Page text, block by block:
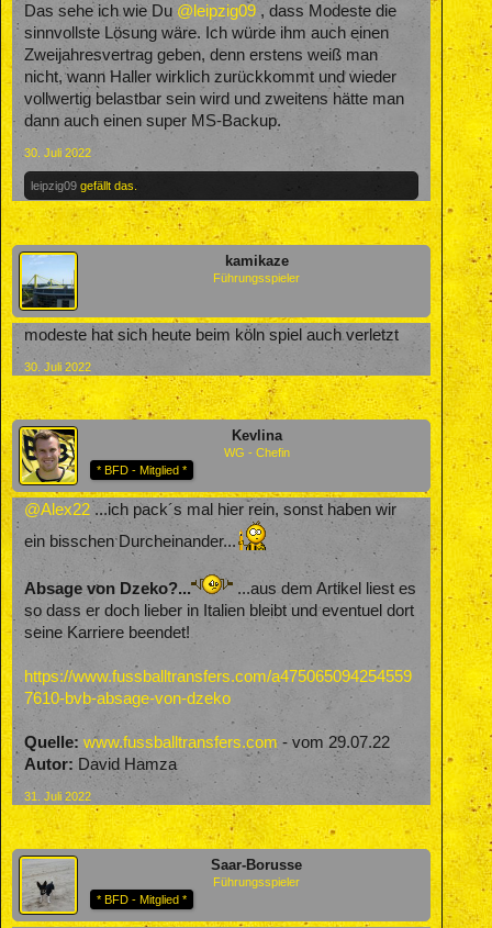
Das sehe ich wie Du @leipzig09 , dass Modeste die
sinnvollste Lösung wäre. Ich würde ihm auch einen
Zweijahresvertrag geben, denn erstens weiß man
nicht, wann Haller wirklich zurückkommt und wieder
vollwertig belastbar sein wird und zweitens hätte man
dann auch einen super MS-Backup.
30. Juli 2022
leipzig09 gefällt das.
kamikaze
Führungsspieler
modeste hat sich heute beim köln spiel auch verletzt
30. Juli 2022
Kevlina
WG - Chefin
* BFD - Mitglied *
@Alex22...ich pack´s mal hier rein, sonst haben wir
ein bisschen Durcheinander...
Absage von Dzeko?...
...aus dem Artikel liest es
so dass er doch lieber in Italien bleibt und eventuel dort
seine Karriere beendet!
https://www.fussballtransfers.com/a475065094254559
7610-bvb-absage-von-dzeko
Quelle: www.fussballtransfers.com - vom 29.07.22
Autor: David Hamza
31. Juli 2022
Saar-Borusse
Führungsspieler
* BFD - Mitglied *